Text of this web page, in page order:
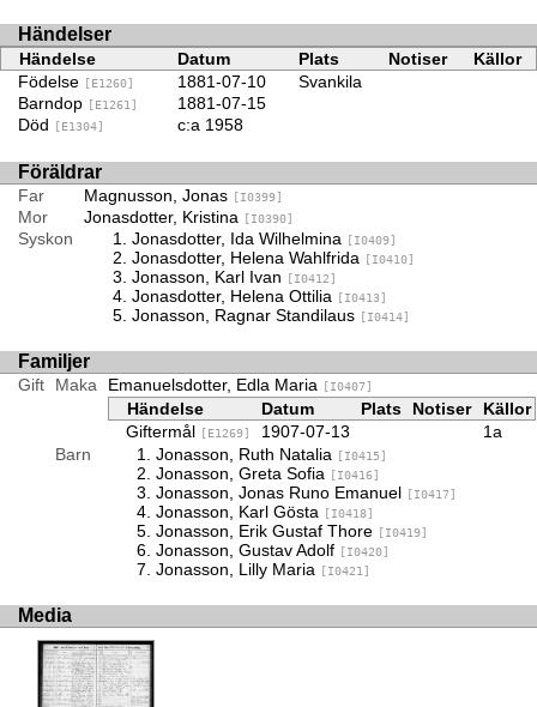
Händelser
Händelse Datum Plats Notiser
Källor
Födelse
[E1260] 1881-07-10
Svankila
Barndop
[E1261]
1881-07-15
Död
[E1304] c:a 1958
Föräldrar
Far Magnusson, Jonas [I0399]
Mor Jonasdotter, Kristina [I0390]
Syskon Jonasdotter, Ida Wilhelmina [I0409]
Jonasdotter, Helena Wahlfrida [I0410]
Jonasson, Karl Ivan [I0412]
Jonasdotter, Helena Ottilia [I0413]
Jonasson, Ragnar Standilaus [I0414]
Familjer
Gift Maka Emanuelsdotter, Edla Maria [I0407]
Händelse Datum Plats Notiser
Källor
Giftermål
[E1269] 1907-07-13
1a
Barn
Jonasson, Ruth Natalia [I0415]
Jonasson, Greta Sofia [I0416]
Jonasson, Jonas Runo Emanuel [I0417]
Jonasson, Karl Gösta [I0418]
Jonasson, Erik Gustaf Thore [I0419]
Jonasson, Gustav Adolf [I0420]
Jonasson, Lilly Maria [I0421]
Media